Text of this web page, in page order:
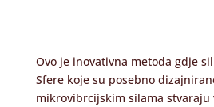
Ovo je inovativna metoda gdje
Sfere koje su posebno
mikrovibrcijskim silama stvaraju